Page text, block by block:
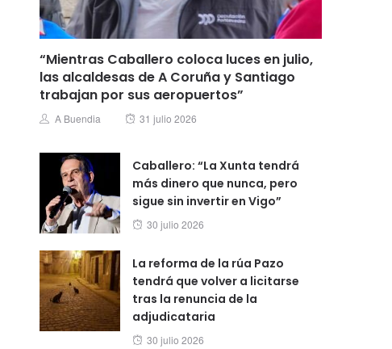
“Mientras Caballero coloca luces en julio,
las alcaldesas de A Coruña y Santiago
trabajan por sus aeropuertos”
Author
A Buendia
Posted
31 julio 2026
Caballero: “La Xunta tendrá
más dinero que nunca, pero
sigue sin invertir en Vigo”
Posted
30 julio 2026
La reforma de la rúa Pazo
tendrá que volver a licitarse
tras la renuncia de la
adjudicataria
Posted
30 julio 2026